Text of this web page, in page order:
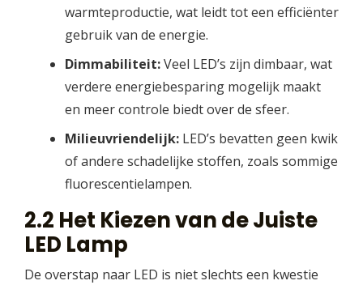
warmteproductie, wat leidt tot een efficiënter
gebruik van de energie.
Dimmabiliteit:Veel LED’s zijn dimbaar, wat
verdere energiebesparing mogelijk maakt
en meer controle biedt over de sfeer.
Milieuvriendelijk:LED’s bevatten geen kwik
of andere schadelijke stoffen, zoals sommige
fluorescentielampen.
2.2 Het Kiezen van de Juiste
LED Lamp
De overstap naar LED is niet slechts een kwestie